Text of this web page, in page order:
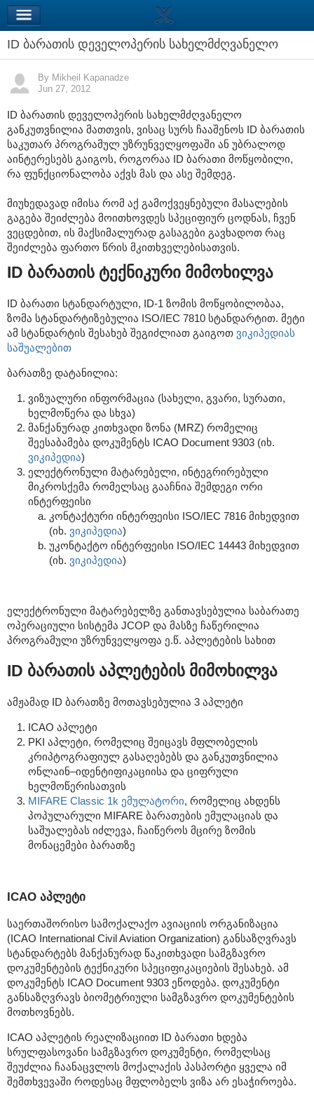
ID ბარათის დეველოპერის სახელმძღვანელო
By Mikheil Kapanadze
Jun 27, 2012
ID ბარათის დეველოპერის სახელმძღვანელო
განკუთვნილია მათთვის, ვისაც სურს ჩააშენოს ID ბარათის
საკუთარ პროგრამულ უზრუნველყოფაში ან უბრალოდ
აინტერესებს გაიგოს, როგორაა ID ბარათი მოწყობილი,
რა ფუნქციონალობა აქვს მას და ასე შემდეგ.
მიუხედავად იმისა რომ აქ გამოქვეყნებული მასალების
გაგება შეიძლება მოითხოვდეს სპეციფიურ ცოდნას, ჩვენ
ვეცდებით, ის მაქსიმალურად გასაგები გავხადოთ რაც
შეიძლება ფართო წრის მკითხველებისათვის.
ID ბარათის ტექნიკური მიმოხილვა
ID ბარათი სტანდარტული, ID-1 ზომის მოწყობილობაა,
ზომა სტანდარტიზებულია ISO/IEC 7810 სტანდარტით. მეტი
ამ სტანდარტის შესახებ შეგიძლიათ გაიგოთ ვიკიპედიას
საშუალებით
ბარათზე დატანილია:
ვიზუალური ინფორმაცია (სახელი, გვარი, სურათი,
ხელმოწერა და სხვა)
მანქანურად კითხვადი ზონა (MRZ) რომელიც
შეესაბამება დოკუმენტს ICAO Document 9303 (იხ.
ვიკიპედია)
ელექტრონული მატარებელი, ინტეგრირებული
მიკროსქემა რომელსაც გააჩნია შემდეგი ორი
ინტერფეისი
კონტაქტური ინტერფეისი ISO/IEC 7816 მიხედვით
(იხ. ვიკიპედია)
უკონტაქტო ინტერფეისი ISO/IEC 14443 მიხედვით
(იხ. ვიკიპედია)
ელექტრონული მატარებელზე განთავსებულია საბარათე
ოპერაციული სისტემა JCOP და მასზე ჩაწერილია
პროგრამული უზრუნველყოფა ე.წ. აპლეტების სახით
ID ბარათის აპლეტების მიმოხილვა
ამჟამად ID ბარათზე მოთავსებულია 3 აპლეტი
ICAO აპლეტი
PKI აპლეტი, რომელიც შეიცავს მფლობელის
კრიპტოგრაფიულ გასაღებებს და განკუთვნილია
ონლაინ–იდენტიფიკაციისა და ციფრული
ხელმოწერისათვის
MIFARE Classic 1k ემულატორი, რომელიც ახდენს
პოპულარული MIFARE ბარათების ემულაციას და
საშუალებას იძლევა, ჩაიწეროს მცირე ზომის
მონაცემები ბარათზე
ICAO აპლეტი
საერთაშორისო სამოქალაქო ავიაციის ორგანიზაცია
(ICAO International Civil Aviation Organization) განსაზღვრავს
სტანდარტებს მანქანურად წაკითხვადი სამგზავრო
დოკუმენტების ტექნიკური სპეციფიკაციების შესახებ. ამ
დოკუმენტს ICAO Document 9303 ეწოდება. დოკუმენტი
განსაზღვრავს ბიომეტრიული სამგზავრო დოკუმენტების
მოთხოვნებს.
ICAO აპლეტის რეალიზაციით ID ბარათი ხდება
სრულფასოვანი სამგზავრო დოკუმენტი, რომელსაც
შეუძლია ჩაანაცვლოს მოქალაქის პასპორტი ყველა იმ
შემთხვევაში როდესაც მფლობელს ვიზა არ ესაჭიროება.